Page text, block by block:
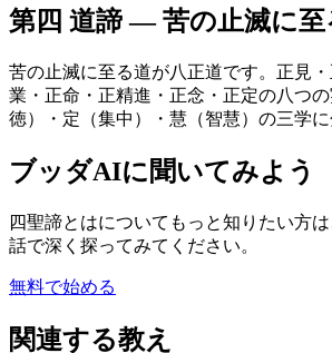
第四 道諦 — 苦の止滅に至
苦の止滅に至る道が八正道です。正見
業・正命・正精進・正念・正定の八つ
徳）・定（集中）・慧（智慧）の三学に
ブッダAIに聞いてみよう
四聖諦とはについてもっと知りたい方
話で深く探ってみてください。
無料で始める
関連する教え